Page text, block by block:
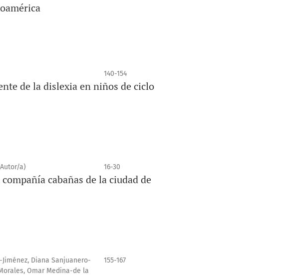
140-154
de la dislexia en niños de ciclo
a) 16-30
cabañas de la ciudad de
Diana Sanjuanero-
Omar Medina-de la
155-167